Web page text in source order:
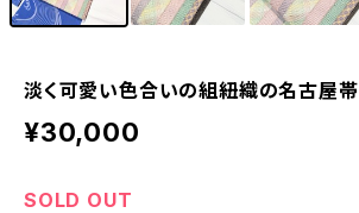
淡く可愛い色合いの組紐織の名古屋帯
¥30,000
SOLD OUT